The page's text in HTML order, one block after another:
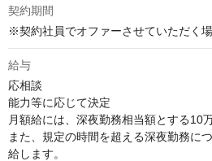
契約期間
※契約社員でオファーさせていただく場
給与
応相談
能力等に応じて決定
月額給には、深夜勤務相当額とする10
また、規定の時間を超える深夜勤務に
給します。